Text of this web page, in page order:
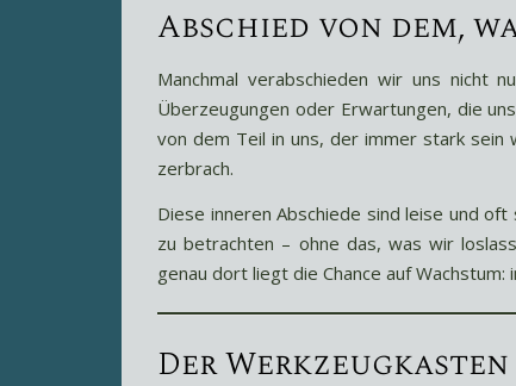
Abschied von dem,
Manchmal verabschieden wir uns nicht
Überzeugungen oder Erwartungen, die
von dem Teil in uns, der immer stark
zerbrach.
Diese inneren Abschiede sind leise und
zu betrachten – ohne das, was wir
genau dort liegt die Chance auf
Der